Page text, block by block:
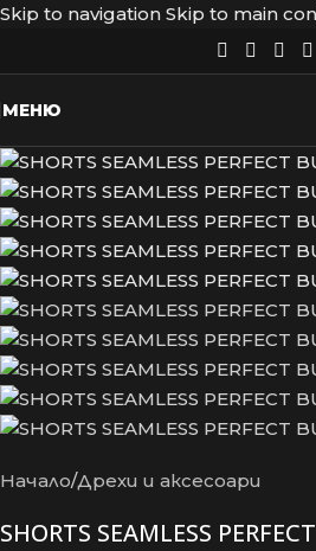
Skip to navigation Skip to main
МЕНЮ
Начало/Дрехи и аксесоари
SHORTS SEAMLESS